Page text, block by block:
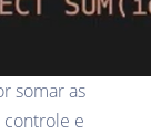
somar as
e